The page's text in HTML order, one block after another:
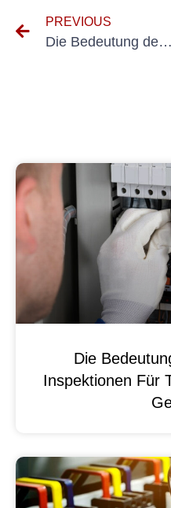
PREVIOUS
Die Bedeutung des Prüfprotokolls: Gewährleistung der Sicherheit elektrischer Systeme
Die
Inspektionen Für